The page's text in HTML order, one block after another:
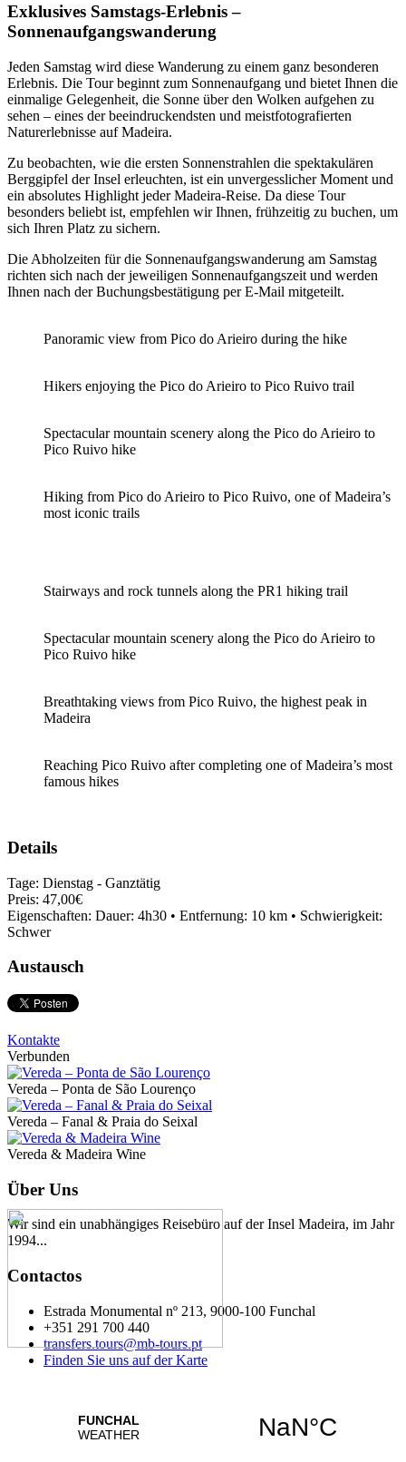
Exklusives Samstags-Erlebnis –
Sonnenaufgangswanderung
Jeden Samstag wird diese Wanderung zu einem ganz besonderen
Erlebnis. Die Tour beginnt zum Sonnenaufgang und bietet Ihnen die
einmalige Gelegenheit, die Sonne über den Wolken aufgehen zu
sehen – eines der beeindruckendsten und meistfotografierten
Naturerlebnisse auf Madeira.
Zu beobachten, wie die ersten Sonnenstrahlen die spektakulären
Berggipfel der Insel erleuchten, ist ein unvergesslicher Moment und
ein absolutes Highlight jeder Madeira-Reise. Da diese Tour
besonders beliebt ist, empfehlen wir Ihnen, frühzeitig zu buchen, um
sich Ihren Platz zu sichern.
Die Abholzeiten für die Sonnenaufgangswanderung am Samstag
richten sich nach der jeweiligen Sonnenaufgangszeit und werden
Ihnen nach der Buchungsbestätigung per E-Mail mitgeteilt.
Panoramic view from Pico do Arieiro during the hike
Hikers enjoying the Pico do Arieiro to Pico Ruivo trail
Spectacular mountain scenery along the Pico do Arieiro to
Pico Ruivo hike
Hiking from Pico do Arieiro to Pico Ruivo, one of Madeira’s
most iconic trails
Stairways and rock tunnels along the PR1 hiking trail
Spectacular mountain scenery along the Pico do Arieiro to
Pico Ruivo hike
Breathtaking views from Pico Ruivo, the highest peak in
Madeira
Reaching Pico Ruivo after completing one of Madeira’s most
famous hikes
Details
Tage: Dienstag - Ganztätig
Preis: 47,00€
Eigenschaften: Dauer: 4h30 • Entfernung: 10 km • Schwierigkeit:
Schwer
Austausch
Kontakte
Verbunden
Vereda – Ponta de São Lourenço
Vereda – Fanal & Praia do Seixal
Vereda & Madeira Wine
Über Uns
Wir sind ein unabhängiges Reisebüro auf der Insel Madeira, im Jahr
1994...
Contactos
Estrada Monumental nº 213, 9000-100 Funchal
+351 291 700 440
transfers.tours@mb-tours.pt
Finden Sie uns auf der Karte